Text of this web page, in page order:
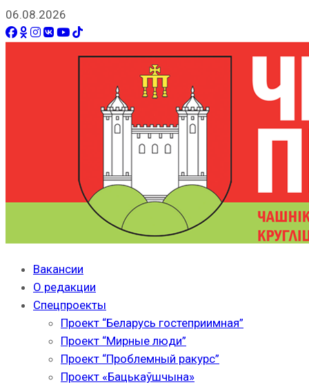
06.08.2026
Вакансии
О редакции
Спецпроекты
Проект “Беларусь гостеприимная”
Проект “Мирные люди”
Проект “Проблемный ракурс”
Проект «Бацькаўшчына»